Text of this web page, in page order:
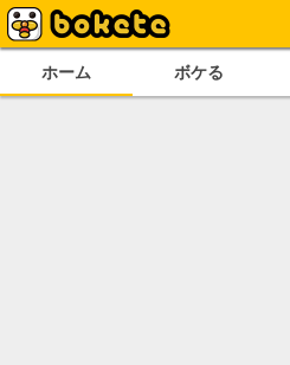
ホーム ボケる